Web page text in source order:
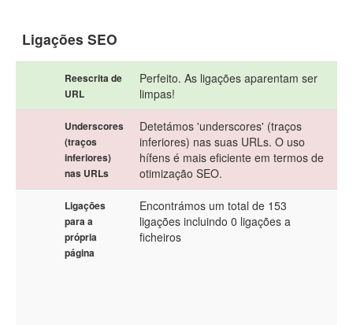
Ligações SEO
Reescrita de
URL
Perfeito. As ligações aparentam ser
limpas!
Underscores
(traços
inferiores)
nas URLs
Detetámos 'underscores' (traços
inferiores) nas suas URLs. O uso
hífens é mais eficiente em termos de
otimização SEO.
Ligações
para a
própria
página
Encontrámos um total de 153
ligações incluindo 0 ligações a
ficheiros